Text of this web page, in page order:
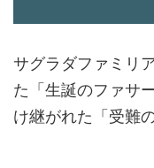
サグラダファミリ
た「生誕のファサ
け継がれた「受難